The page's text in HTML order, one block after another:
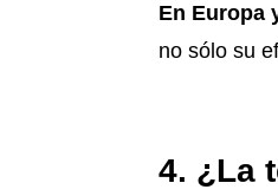
En Europa
no sólo su
4. ¿La